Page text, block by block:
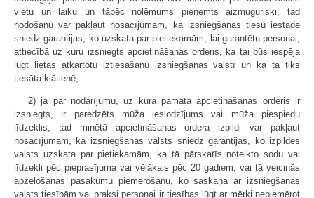
vietu un laiku un tāpēc nolēmums pieņemts aizmuguriski, tad
nodošanu var pakļaut nosacījumam, ka izsniegšanas tiesu iestāde
sniedz garantijas, ko uzskata par pietiekamām, lai garantētu personai,
attiecībā uz kuru izsniegts apcietināšanas orderis, ka tai būs iespēja
lūgt lietas atkārtotu iztiesāšanu izsniegšanas valstī un ka tā tiks
tiesāta klātienē;
2) ja par nodarījumu, uz kura pamata apcietināšanas orderis ir
izsniegts, ir paredzēts mūža ieslodzījums vai mūža piespiedu
līdzeklis, tad minētā apcietināšanas ordera izpildi var pakļaut
nosacījumam, ka izsniegšanas valsts sniedz garantijas, ko izpildes
valsts uzskata par pietiekamām, ka tā pārskatīs noteikto sodu vai
līdzekli pēc pieprasījuma vai vēlākais pēc 20 gadiem, vai tā veicinās
apžēlošanas pasākumu piemērošanu, ko saskaņā ar izsniegšanas
valsts tiesībām vai praksi personai ir tiesības lūgt ar mērķi nepiemērot